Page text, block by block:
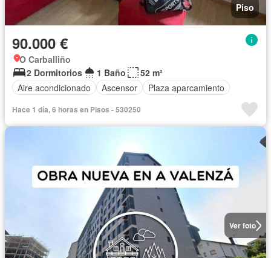
Piso
90.000 €
O Carballiño
2 Dormitorios
1 Baño
52 m²
Aire acondicionado
Ascensor Plaza aparcamiento
Hace 1 día, 6 horas en Pisos - 530250
Ver foto